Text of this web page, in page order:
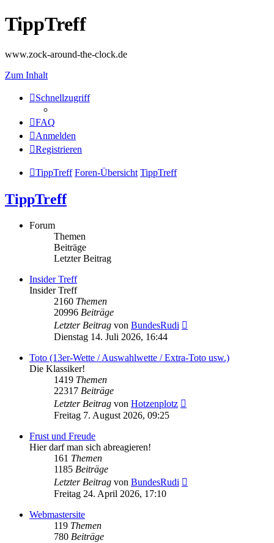
TippTreff
www.zock-around-the-clock.de
Zum Inhalt
Schnellzugriff
FAQ
Anmelden
Registrieren
TippTreff Foren-Übersicht TippTreff
TippTreff
Forum
Themen
Beiträge
Letzter Beitrag
Insider Treff
Insider Treff
2160 Themen
20996 Beiträge
Letzter Beitrag von BundesRudi
Dienstag 14. Juli 2026, 16:44
Toto (13er-Wette / Auswahlwette / Extra-Toto usw.)
Die Klassiker!
1419 Themen
22317 Beiträge
Letzter Beitrag von Hotzenplotz
Freitag 7. August 2026, 09:25
Frust und Freude
Hier darf man sich abreagieren!
161 Themen
1185 Beiträge
Letzter Beitrag von BundesRudi
Freitag 24. April 2026, 17:10
Webmastersite
119 Themen
780 Beiträge